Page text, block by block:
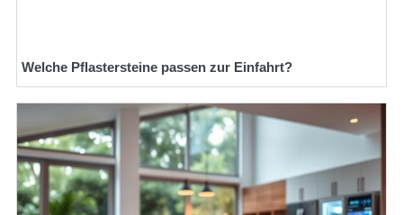
Welche Pflastersteine passen zur Einfahrt?